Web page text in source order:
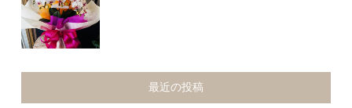
最近の投稿